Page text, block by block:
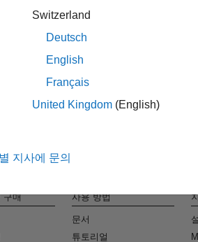
맞춤형 채용
Switzerland
Deutsch
English
Français
United Kingdom (English)
지사에 문의
구매 사용 방법
문서
튜토리얼